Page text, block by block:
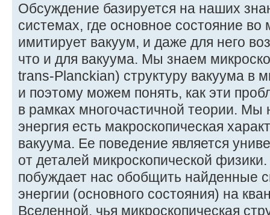
Обсуждение базируется на наших
системах, где основное состояние
имитирует вакуум, и даже для него
что и для вакуума. Мы знаем
trans-Planckian) структуру вакуума в
и поэтому можем понять, как эти
в рамках многочастичной теории. Мы
энергия есть макроскопическая
вакуума. Ее поведение является
от деталей микроскопической
побуждает нас обобщить найденные
энергии (основного состояния) на
Вселенной, чья микроскопическая